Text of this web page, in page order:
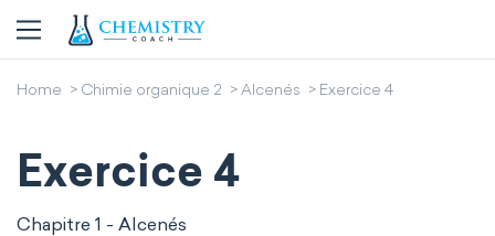
Home Chimie organique 2 Alcenés Exercice 4
Exercice 4
Chapitre 1 - Alcenés